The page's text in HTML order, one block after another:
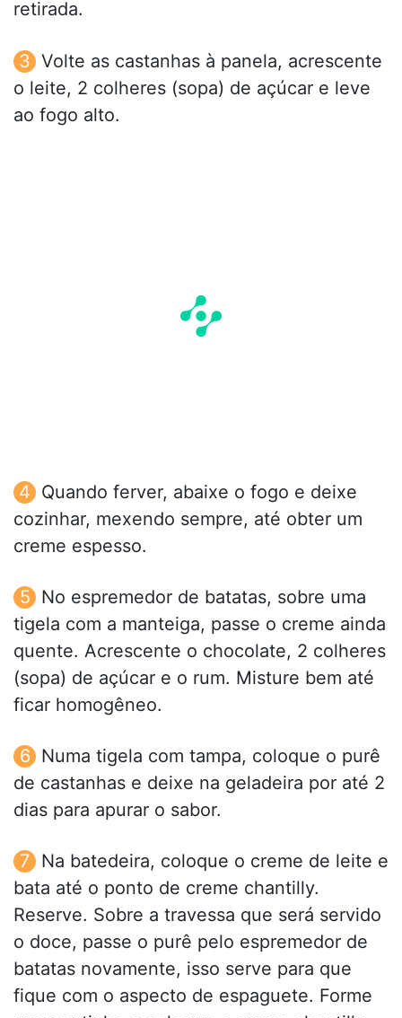
retirada.
Volte as castanhas à panela, acrescente
o leite, 2 colheres (sopa) de açúcar e leve
ao fogo alto.
Quando ferver, abaixe o fogo e deixe
cozinhar, mexendo sempre, até obter um
creme espesso.
No espremedor de batatas, sobre uma
tigela com a manteiga, passe o creme ainda
quente. Acrescente o chocolate, 2 colheres
(sopa) de açúcar e o rum. Misture bem até
ficar homogêneo.
Numa tigela com tampa, coloque o purê
de castanhas e deixe na geladeira por até 2
dias para apurar o sabor.
Na batedeira, coloque o creme de leite e
bata até o ponto de creme chantilly.
Reserve. Sobre a travessa que será servido
o doce, passe o purê pelo espremedor de
batatas novamente, isso serve para que
fique com o aspecto de espaguete. Forme